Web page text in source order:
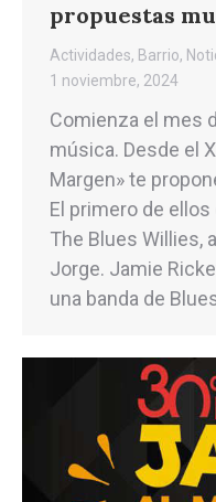
propuestas
Actividades, Barrio,
1 noviembre, 2024
Comienza el mes
música. Desde el
Margen» te
El primero de
The Blues Willies,
Jorge. Jamie
una banda de